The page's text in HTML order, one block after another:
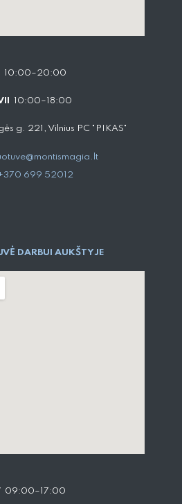
10:00–20:00
10:00–18:00
g. 221, Vilnius PC "PIKAS"
699 52012
DARBUI AUKŠTYJE
09:00–17:00